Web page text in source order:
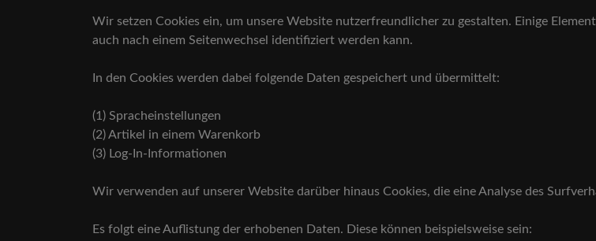
Wir setzen Cookies ein, um unsere Website nutzerfreundlicher zu gestalten. Einige
auch nach einem Seitenwechsel identifiziert werden kann.
In den Cookies werden dabei folgende Daten gespeichert und übermittelt:
(1) Spracheinstellungen
(2) Artikel in einem Warenkorb
(3) Log-In-Informationen
Wir verwenden auf unserer Website darüber hinaus Cookies, die eine Analyse des
Es folgt eine Auflistung der erhobenen Daten. Diese können beispielsweise sein: